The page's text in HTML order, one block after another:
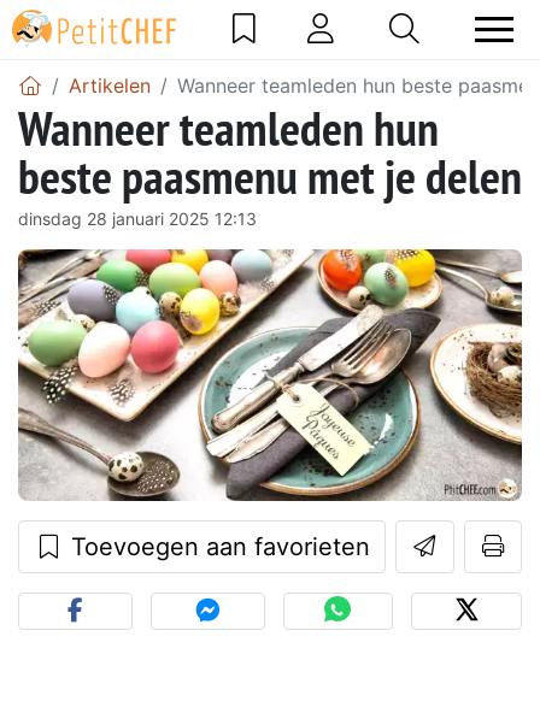
Artikelen Wanneer teamleden hun beste
Wanneer teamleden hun
beste paasmenu met je delen
dinsdag 28 januari 2025 12:13
Toevoegen aan favorieten